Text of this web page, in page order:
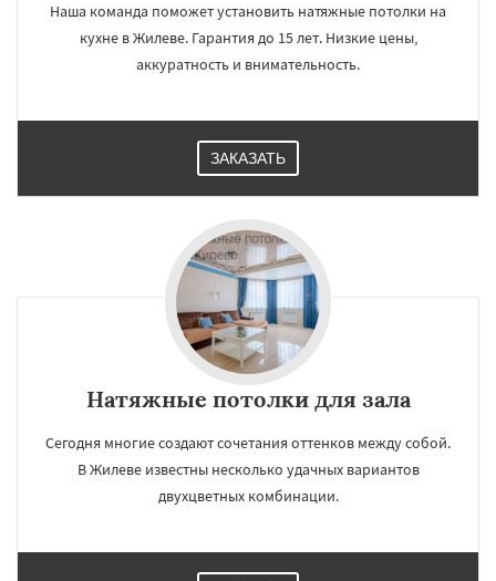
Наша команда поможет установить натяжные потолки на
кухне в Жилеве. Гарантия до 15 лет. Низкие цены,
аккуратность и внимательность.
ЗАКАЗАТЬ
Натяжные потолки для зала
Сегодня многие создают сочетания оттенков между собой.
В Жилеве известны несколько удачных вариантов
двухцветных комбинации.